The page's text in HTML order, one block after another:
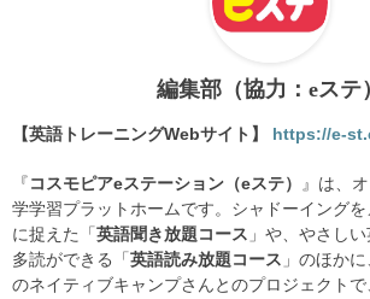
編集部（協力：eステ）
【英語トレーニングWebサイト】 https://e-
『 コスモピアeステーション（eステ）
』は、
学学習プラットホームです。シャドーイング
に捉えた「 英語聞き放題コース 」や、やさし
多読ができる「 英語読み放題コース 」のほか
のネイティブキャンプさんとのプロジェクト